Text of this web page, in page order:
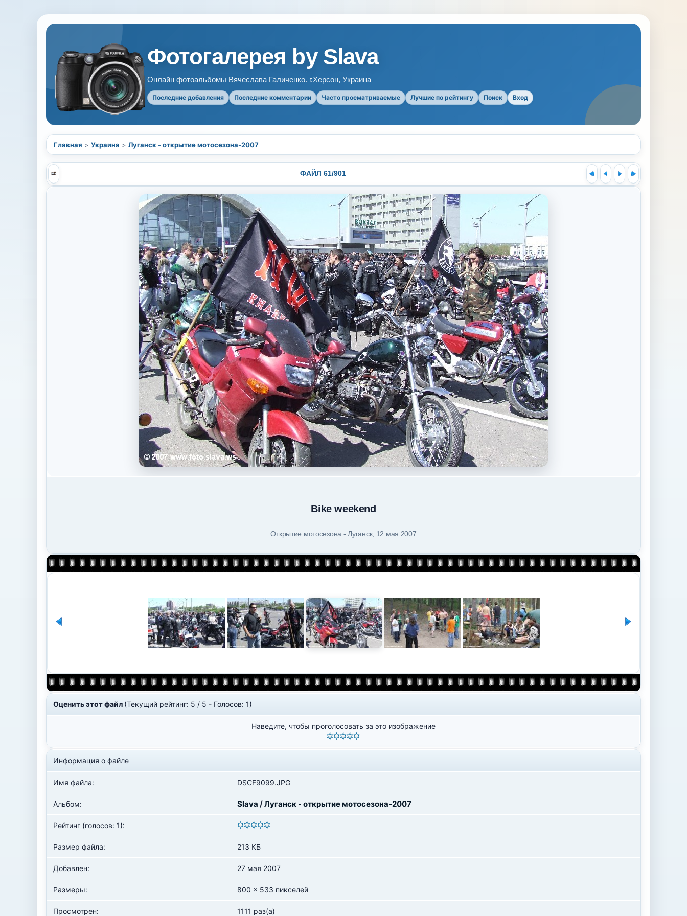
Фотогалерея by Slava
Онлайн фотоальбомы Вячеслава Галиченко. г.Херсон, Украина
Последние добавления Последние комментарии Часто просматриваемые Лучшие по рейтингу Поиск Вход
Главная > Украина > Луганск - открытие мотосезона-2007
ФАЙЛ 61/901
Bike weekend
Открытие мотосезона - Луганск, 12 мая 2007
Оценить этот файл (Текущий рейтинг: 5 / 5 - Голосов: 1)
Наведите, чтобы проголосовать за это изображение
Информация о файле
Имя файла: DSCF9099.JPG
Альбом: Slava /Луганск - открытие мотосезона-2007
Рейтинг (голосов: 1):
Размер файла: 213 КБ
Добавлен: 27 мая 2007
Размеры: 800 x 533 пикселей
Просмотрен: 1111 раз(а)